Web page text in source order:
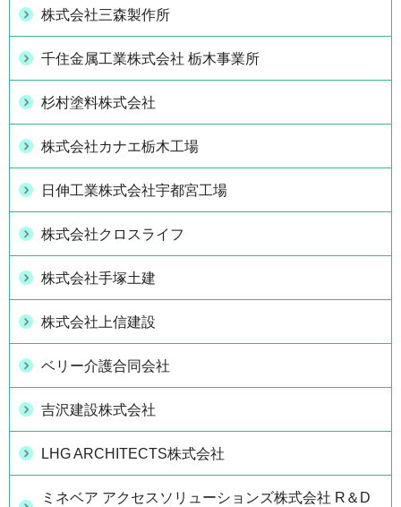
株式会社三森製作所
千住金属工業株式会社 栃木事業所
杉村塗料株式会社
株式会社カナエ栃木工場
日伸工業株式会社宇都宮工場
株式会社クロスライフ
株式会社手塚土建
株式会社上信建設
ベリー介護合同会社
吉沢建設株式会社
LHG ARCHITECTS株式会社
ミネベア アクセスソリューションズ株式会社 R＆D